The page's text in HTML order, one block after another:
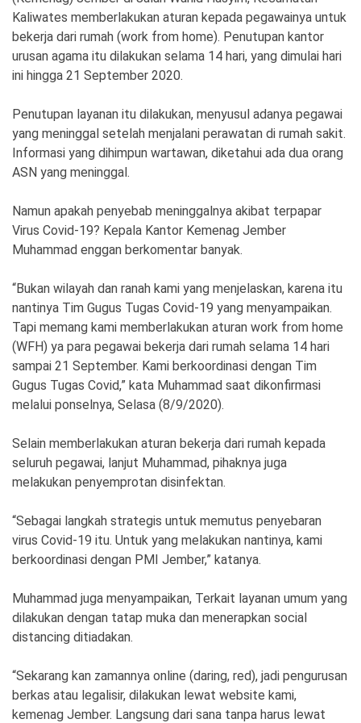
Ekonomi Olahraga
Indeks Birokrasi
©
News
Indonesia
.
Right
Reserve
Kaliwates memberlakukan aturan kepada pegawainya untuk
bekerja dari rumah (work from home). Penutupan kantor
urusan agama itu dilakukan selama 14 hari, yang dimulai hari
ini hingga 21 September 2020.
Penutupan layanan itu dilakukan, menyusul adanya pegawai
yang meninggal setelah menjalani perawatan di rumah sakit.
Informasi yang dihimpun wartawan, diketahui ada dua orang
ASN yang meninggal.
Namun apakah penyebab meninggalnya akibat terpapar
Virus Covid-19? Kepala Kantor Kemenag Jember
Muhammad enggan berkomentar banyak.
“Bukan wilayah dan ranah kami yang menjelaskan, karena itu
nantinya Tim Gugus Tugas Covid-19 yang menyampaikan.
Tapi memang kami memberlakukan aturan work from home
(WFH) ya para pegawai bekerja dari rumah selama 14 hari
sampai 21 September. Kami berkoordinasi dengan Tim
Gugus Tugas Covid,” kata Muhammad saat dikonfirmasi
melalui ponselnya, Selasa (8/9/2020).
Selain memberlakukan aturan bekerja dari rumah kepada
seluruh pegawai, lanjut Muhammad, pihaknya juga
melakukan penyemprotan disinfektan.
“Sebagai langkah strategis untuk memutus penyebaran
virus Covid-19 itu. Untuk yang melakukan nantinya, kami
berkoordinasi dengan PMI Jember,” katanya.
Muhammad juga menyampaikan, Terkait layanan umum yang
dilakukan dengan tatap muka dan menerapkan social
distancing ditiadakan.
“Sekarang kan zamannya online (daring, red), jadi pengurusan
berkas atau legalisir, dilakukan lewat website kami,
kemenag Jember. Langsung dari sana tanpa harus lewat